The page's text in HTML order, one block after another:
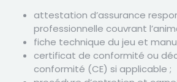
attestation d’assurance
professionnelle couvrant
fiche technique du jeu et
certificat de conformité ou
conformité (CE) si applicable ;